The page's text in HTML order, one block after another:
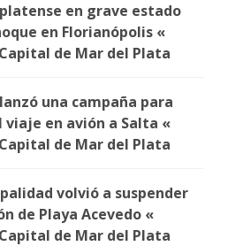
en grave estado
en Florianópolis «
de Mar del Plata
una campaña para
viaje en avión a Salta «
de Mar del Plata
volvió a suspender
de Playa Acevedo «
de Mar del Plata